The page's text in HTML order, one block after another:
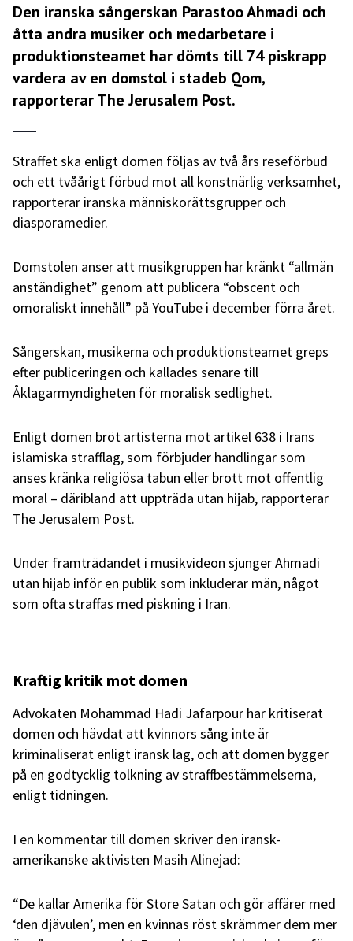
Den iranska sångerskan Parastoo Ahmadi och
åtta andra musiker och medarbetare i
produktionsteamet har dömts till 74 piskrapp
vardera av en domstol i stadeb Qom,
rapporterar The Jerusalem Post.
Straffet ska enligt domen följas av två års reseförbud
och ett tvåårigt förbud mot all konstnärlig verksamhet,
rapporterar iranska människorättsgrupper och
diasporamedier.
Domstolen anser att musikgruppen har kränkt “allmän
anständighet” genom att publicera “obscent och
omoraliskt innehåll” på YouTube i december förra året.
Sångerskan, musikerna och produktionsteamet greps
efter publiceringen och kallades senare till
Åklagarmyndigheten för moralisk sedlighet.
Enligt domen bröt artisterna mot artikel 638 i Irans
islamiska strafflag, som förbjuder handlingar som
anses kränka religiösa tabun eller brott mot offentlig
moral – däribland att uppträda utan hijab, rapporterar
The Jerusalem Post.
Under framträdandet i musikvideon sjunger Ahmadi
utan hijab inför en publik som inkluderar män, något
som ofta straffas med piskning i Iran.
Kraftig kritik mot domen
Advokaten Mohammad Hadi Jafarpour har kritiserat
domen och hävdat att kvinnors sång inte är
kriminaliserat enligt iransk lag, och att domen bygger
på en godtycklig tolkning av straffbestämmelserna,
enligt tidningen.
I en kommentar till domen skriver den iransk-
amerikanske aktivisten Masih Alinejad:
“De kallar Amerika för Store Satan och gör affärer med
‘den djävulen’, men en kvinnas röst skrämmer dem mer